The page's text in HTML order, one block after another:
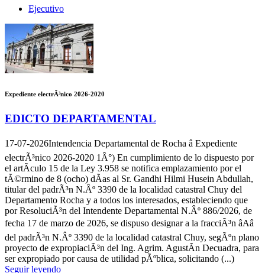
Ejecutivo
Expediente electrÃ³nico 2026-2020
EDICTO DEPARTAMENTAL
17-07-2026Intendencia Departamental de Rocha â Expediente
electrÃ³nico 2026-2020 1Â°) En cumplimiento de lo dispuesto por
el artÃ­culo 15 de la Ley 3.958 se notifica emplazamiento por el
tÃ©rmino de 8 (ocho) dÃ­as al Sr. Gandhi Hilmi Husein Abdullah,
titular del padrÃ³n N.Âº 3390 de la localidad catastral Chuy del
Departamento Rocha y a todos los interesados, estableciendo que
por ResoluciÃ³n del Intendente Departamental N.Âº 886/2026, de
fecha 17 de marzo de 2026, se dispuso designar a la fracciÃ³n âAâ
del padrÃ³n N.Âº 3390 de la localidad catastral Chuy, segÃºn plano
proyecto de expropiaciÃ³n del Ing. Agrim. AgustÃ­n Decuadra, para
ser expropiado por causa de utilidad pÃºblica, solicitando (...)
Seguir leyendo